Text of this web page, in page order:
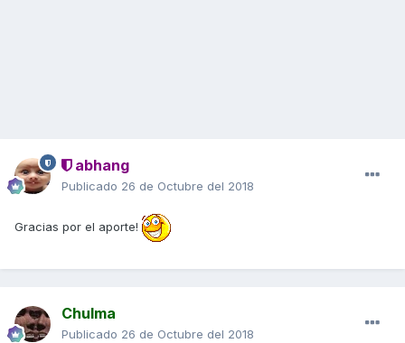
abhang
Publicado 26 de Octubre del 2018
Gracias por el aporte!
Chulma
Publicado 26 de Octubre del 2018